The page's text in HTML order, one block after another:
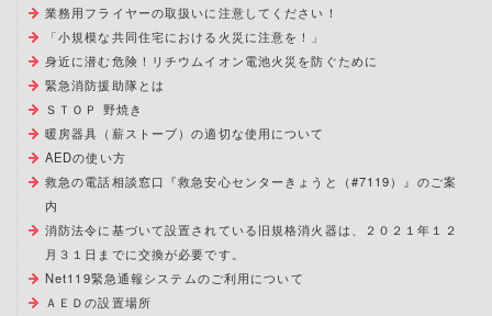
業務用フライヤーの取扱いに注意してください！
「小規模な共同住宅における火災に注意を！」
身近に潜む危険！リチウムイオン電池火災を防ぐために
緊急消防援助隊とは
ＳＴＯＰ 野焼き
暖房器具（薪ストーブ）の適切な使用について
AEDの使い方
救急の電話相談窓口『救急安心センターきょうと（#7119）』のご案
内
消防法令に基づいて設置されている旧規格消火器は、２０２１年１２
月３１日までに交換が必要です。
Net119緊急通報システムのご利用について
ＡＥＤの設置場所